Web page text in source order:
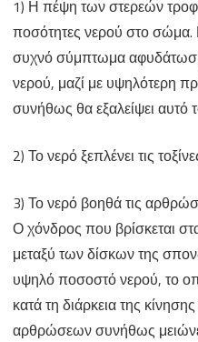
1) Η πέψη των στερεών
ποσότητες νερού στο σώμα.
συχνό σύμπτωμα
νερού, μαζί με υψηλότερη
συνήθως θα εξαλείψει αυτό
2) Το νερό ξεπλένει τις
3) Το νερό βοηθά τις
Ο χόνδρος που βρίσκεται
μεταξύ των δίσκων της
υψηλό ποσοστό νερού, το
κατά τη διάρκεια της
αρθρώσεων συνήθως